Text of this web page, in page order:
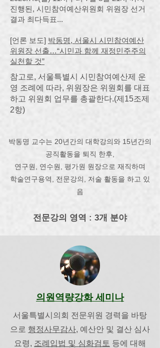
진행된, 시민참여예산위원회 위원장 선거
결과 최다득표...
​[언론 보도] 박동명, 서울시 시민참여예산
위원장 선출…“시민과 함께 재정민주주의
실천할 것”
​참고로, 서울특별시 시민참여예산제 운
영 조례에 따라, 위원장은 위원회를 대표
하고 위원회 업무를 총괄한다.(제15조제
2항)
박동명 교수는 20년간의 대학강의와 15년간의
공직활동을 퇴직 한후,
연구원, 연수원, 평가원 원장으로 재직하며
학술연구용역, 전문강의, 저술 활동을 하고 있
음
​전문강의 영역 : 3개 분야
의원역량강화 세미나
서울특별시의회 전문위원 경력을 바탕
으로 행정사무감사, 예산안 및 결산 심사
요령, 조례입법 및 심화검토 등에 대해